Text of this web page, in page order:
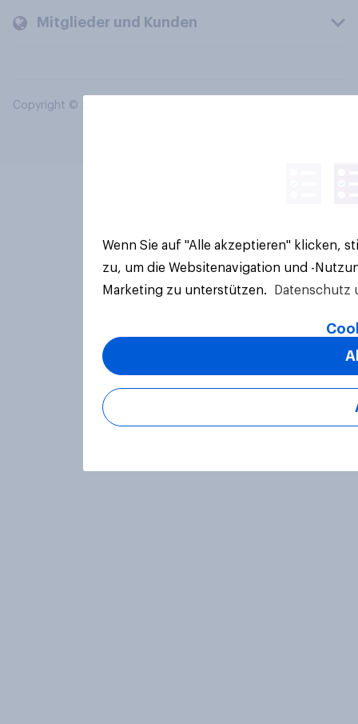
Mitglieder und Kunden
Copyright © 2026 YouGov PLC. Alle Rechte vorbehalten.
Wenn Sie auf "Alle akzeptieren" klicken,
zu, um die Websitenavigation und -
Marketing zu unterstützen.
Datenschutz